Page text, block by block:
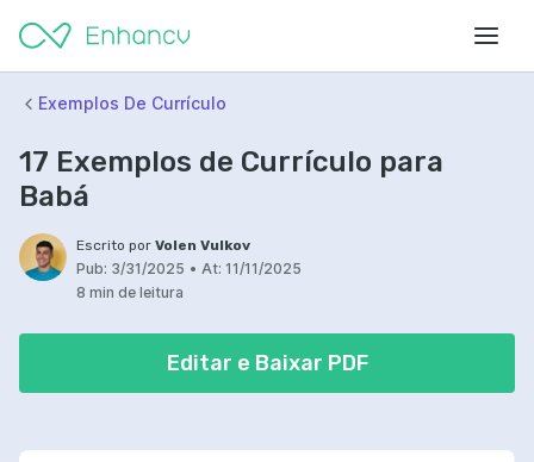
Exemplos De Currículo
17 Exemplos de Currículo para
Babá
Escrito por Volen Vulkov
Pub: 3/31/2025 • At: 11/11/2025
8 min de leitura
Editar e Baixar PDF